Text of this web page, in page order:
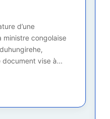
d’une
ministre congolaise
document vise à…